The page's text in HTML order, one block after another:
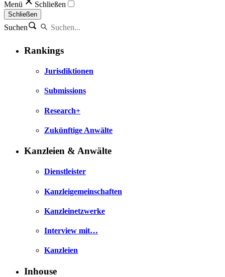
Menü Schließen
Schließen
Suchen
Rankings
Jurisdiktionen
Submissions
Research+
Zukünftige Anwälte
Kanzleien & Anwälte
Dienstleister
Kanzleigemeinschaften
Kanzleinetzwerke
Interview mit…
Kanzleien
Inhouse